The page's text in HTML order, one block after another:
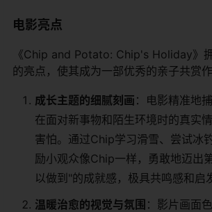
电影亮点
《Chip and Potato: Chip's Holiday》
的亮点，使其成为一部优秀的亲子共赏作
​成长主题的细腻刻画​ ：电影精准地
在面对新事物和陌生环境时的真实
害怕。通过Chip学习滑雪、尝试冰
励小观众像Chip一样，勇敢地迈出
以做到"的成就感，极具共鸣感和启
​温暖治愈的视觉与氛围​ ：影片画面